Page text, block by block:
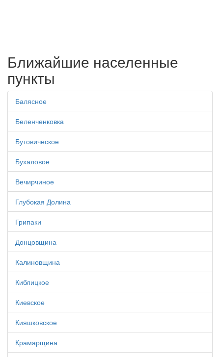
Ближайшие населенные
пункты
Балясное
Беленченковка
Бутовическое
Бухаловое
Вечирчиное
Глубокая Долина
Грипаки
Донцовщина
Калиновщина
Киблицкое
Киевское
Кияшковское
Крамарщина